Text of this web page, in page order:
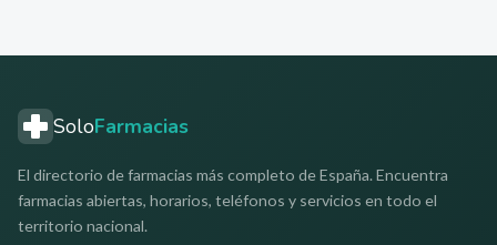
SoloFarmacias
El directorio de farmacias más completo de España. Encuentra
farmacias abiertas, horarios, teléfonos y servicios en todo el
territorio nacional.